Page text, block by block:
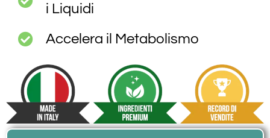
i Liquidi
Accelera il Metabolismo